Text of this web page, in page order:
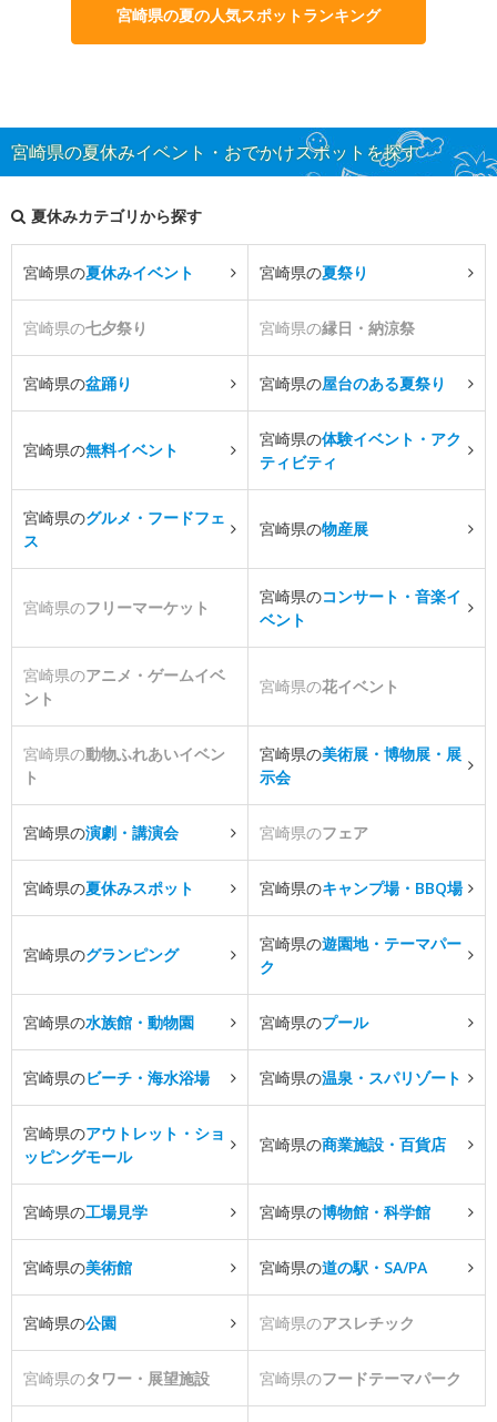
宮崎県の夏の人気スポットランキング
宮崎県の夏休みイベント・おでかけスポットを探す
夏休みカテゴリから探す
宮崎県の夏休みイベント 宮崎県の夏祭り
宮崎県の七夕祭り 宮崎県の縁日・納涼祭
宮崎県の盆踊り 宮崎県の屋台のある夏祭り
宮崎県の無料イベント
宮崎県の体験イベント・アク
ティビティ
宮崎県のグルメ・フードフェ
ス
宮崎県の物産展
宮崎県のフリーマーケット
宮崎県のコンサート・音楽イ
ベント
宮崎県のアニメ・ゲームイベ
ント
宮崎県の花イベント
宮崎県の動物ふれあいイベン
ト
宮崎県の美術展・博物展・展
示会
宮崎県の演劇・講演会 宮崎県のフェア
宮崎県の夏休みスポット 宮崎県のキャンプ場・BBQ場
宮崎県のグランピング
宮崎県の遊園地・テーマパー
ク
宮崎県の水族館・動物園 宮崎県のプール
宮崎県のビーチ・海水浴場 宮崎県の温泉・スパリゾート
宮崎県のアウトレット・ショ
ッピングモール
宮崎県の商業施設・百貨店
宮崎県の工場見学 宮崎県の博物館・科学館
宮崎県の美術館 宮崎県の道の駅・SA/PA
宮崎県の公園 宮崎県のアスレチック
宮崎県のタワー・展望施設 宮崎県のフードテーマパーク